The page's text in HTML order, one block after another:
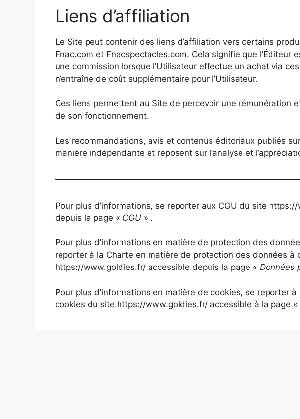
Liens d’affiliation
Le Site peut contenir des liens d’affiliation vers certains
Fnac.com et Fnacspectacles.com. Cela signifie que l’Éditeur
une commission lorsque l’Utilisateur effectue un achat via
n’entraîne de coût supplémentaire pour l’Utilisateur.
Ces liens permettent au Site de percevoir une rémunération
de son fonctionnement.
Les recommandations, avis et contenus éditoriaux publiés
manière indépendante et reposent sur l’analyse et
Pour plus d’informations, se reporter aux CGU du site
depuis la page « CGU » .
Pour plus d’informations en matière de protection des
reporter à la Charte en matière de protection des données à
https://www.goldies.fr/ accessible depuis la page « Données
Pour plus d’informations en matière de cookies, se reporter
cookies du site https://www.goldies.fr/ accessible à la page «